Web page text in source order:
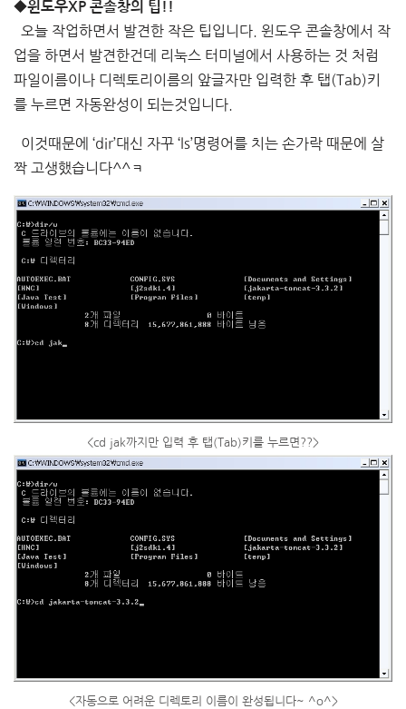
◆윈도우XP 콘솔창의 팁!!
오늘 작업하면서 발견한 작은 팁입니다. 윈도우 콘솔창에서 작
업을 하면서 발견한건데 리눅스 터미널에서 사용하는 것 처럼
파일이름이나 디렉토리이름의 앞글자만 입력한 후 탭(Tab)키
를 누르면 자동완성이 되는것입니다.
이것때문에 ‘dir’대신 자꾸 ‘ls’명령어를 치는 손가락 때문에 살
짝 고생했습니다^^ㅋ
<cd jak까지만 입력 후 탭(Tab)키를 누르면??>
<자동으로 어려운 디렉토리 이름이 완성됩니다~ ^o^>